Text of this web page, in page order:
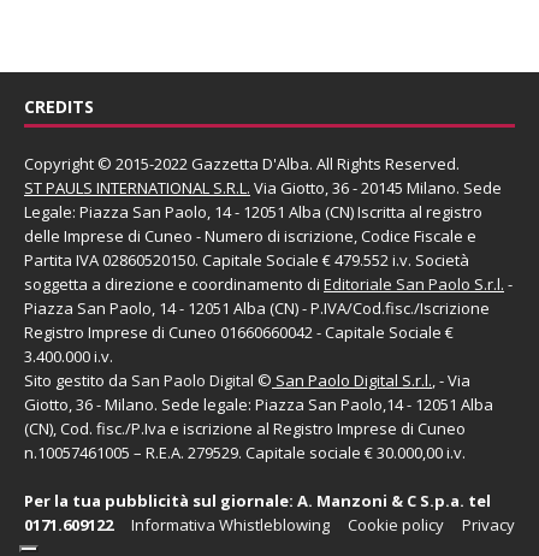
CREDITS
Copyright © 2015-2022 Gazzetta D'Alba. All Rights Reserved.
ST PAULS INTERNATIONAL S.R.L. Via Giotto, 36 - 20145 Milano. Sede
Legale: Piazza San Paolo, 14 - 12051 Alba (CN) Iscritta al registro
delle Imprese di Cuneo - Numero di iscrizione, Codice Fiscale e
Partita IVA 02860520150. Capitale Sociale € 479.552 i.v. Società
soggetta a direzione e coordinamento di Editoriale San Paolo S.r.l. -
Piazza San Paolo, 14 - 12051 Alba (CN) - P.IVA/Cod.fisc./Iscrizione
Registro Imprese di Cuneo 01660660042 - Capitale Sociale €
3.400.000 i.v.
Sito gestito da San Paolo Digital © San Paolo Digital S.r.l., - Via
Giotto, 36 - Milano. Sede legale: Piazza San Paolo,14 - 12051 Alba
(CN), Cod. fisc./P.Iva e iscrizione al Registro Imprese di Cuneo
n.10057461005 – R.E.A. 279529. Capitale sociale € 30.000,00 i.v.
Per la tua pubblicità sul giornale: A. Manzoni & C S.p.a. tel
0171.609122
Privacy
Cookie policy
Informativa Whistleblowing